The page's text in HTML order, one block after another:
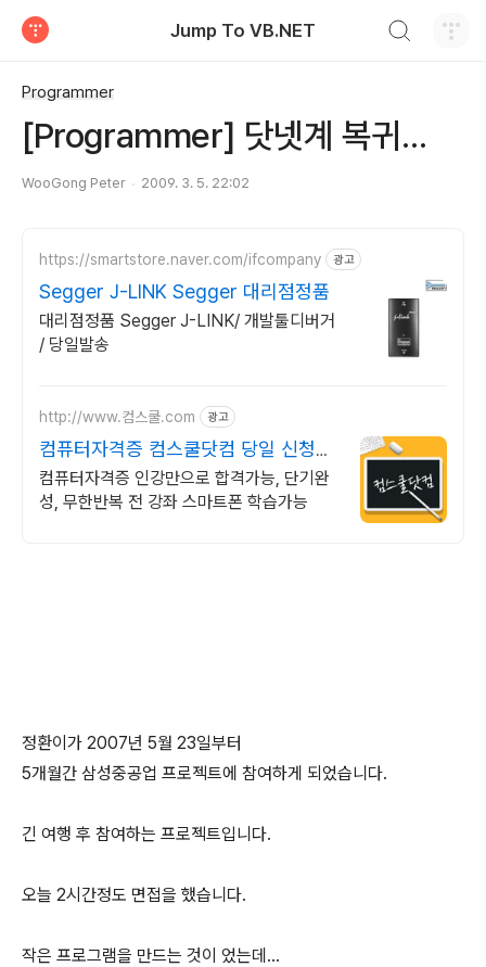
Jump To VB.NET
Programmer
[Programmer] 닷넷계 복귀...
WooGong Peter 2009. 3. 5. 22:02
https://smartstore.naver.com/ifcompany 광고
Segger J-LINK Segger 대리점정품
대리점정품 Segger J-LINK/ 개발툴디버거
/ 당일발송
http://www.컴스쿨.com 광고
컴퓨터자격증 컴스쿨닷컴 당일 신청&
결제시 기프티콘!
컴퓨터자격증 인강만으로 합격가능, 단기완
성, 무한반복 전 강좌 스마트폰 학습가능
정환이가 2007년 5월 23일부터
5개월간 삼성중공업 프로젝트에 참여하게 되었습니다.
긴 여행 후 참여하는 프로젝트입니다.
오늘 2시간정도 면접을 했습니다.
작은 프로그램을 만드는 것이 었는데...